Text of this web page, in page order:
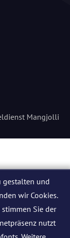
Mangjolli
gestalten und
wir Cookies.
Sie der
nutzt